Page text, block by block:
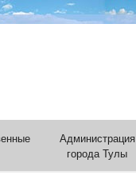
Администрация
города Тулы